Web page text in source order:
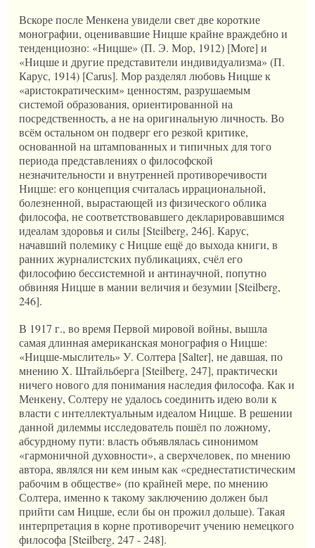
Вскоре после Менкена увидели свет две короткие
монографии, оценивавшие Ницше крайне враждебно и
тенденциозно: «Ницше» (П. Э. Мор, 1912) [More] и
«Ницше и другие представители индивидуализма» (П.
Карус, 1914) [Carus]. Мор разделял любовь Ницше к
«аристократическим» ценностям, разрушаемым
системой образования, ориентированной на
посредственность, а не на оригинальную личность. Во
всём остальном он подверг его резкой критике,
основанной на штампованных и типичных для того
периода представлениях о философской
незначительности и внутренней противоречивости
Ницше: его концепция считалась иррациональной,
болезненной, вырастающей из физического облика
философа, не соответствовавшего декларировавшимся
идеалам здоровья и силы [Steilberg, 246]. Карус,
начавший полемику с Ницше ещё до выхода книги, в
ранних журналистских публикациях, счёл его
философию бессистемной и антинаучной, попутно
обвиняя Ницше в мании величия и безумии [Steilberg,
246].
В 1917 г., во время Первой мировой войны, вышла
самая длинная американская монография о Ницше:
«Ницше-мыслитель» У. Солтера [Salter], не давшая, по
мнению Х. Штайльберга [Steilberg, 247], практически
ничего нового для понимания наследия философа. Как и
Менкену, Солтеру не удалось соединить идею воли к
власти с интеллектуальным идеалом Ницше. В решении
данной дилеммы исследователь пошёл по ложному,
абсурдному пути: власть объявлялась синонимом
«гармоничной духовности», а сверхчеловек, по мнению
автора, являлся ни кем иным как «среднестатистическим
рабочим в обществе» (по крайней мере, по мнению
Солтера, именно к такому заключению должен был
прийти сам Ницше, если бы он прожил дольше). Такая
интерпретация в корне противоречит учению немецкого
философа [Steilberg, 247 - 248].